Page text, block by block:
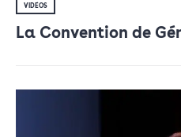
VIDÉOS
La Convention de